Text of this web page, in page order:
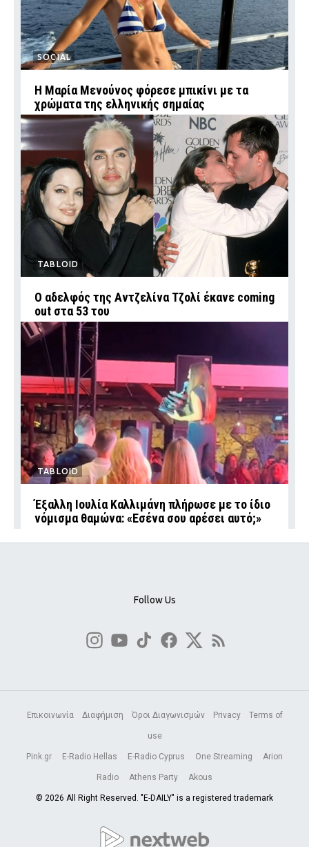
SOCIAL
Η Μαρία Μενούνος φόρεσε μπικίνι με τα
χρώματα της ελληνικής σημαίας
TABLOID
Ο αδελφός της Αντζελίνα Τζολί έκανε coming
out στα 53 του
TABLOID
Έξαλλη Ιουλία Καλλιμάνη πλήρωσε με το ίδιο
νόμισμα θαμώνα: «Εσένα σου αρέσει αυτό;»
Follow Us
Επικοινωνία Διαφήμιση Όροι Διαγωνισμών Privacy Terms of
use
Pink.gr E-Radio Hellas E-Radio Cyprus One Streaming Arion
Radio Athens Party Akous
© 2026 All Right Reserved. "E-DAILY" is a registered trademark